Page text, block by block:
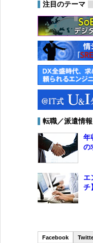
注目のテーマ
転職／派遣情
年
の
エ
チ
Facebook